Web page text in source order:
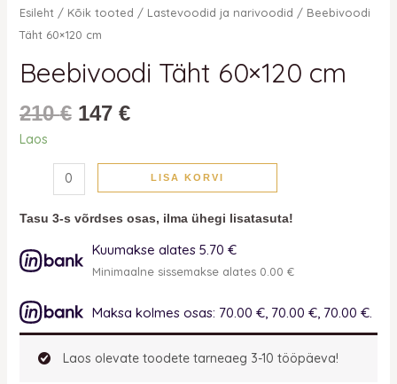
Esileht / Kõik tooted / Lastevoodid ja narivoodid / Beebivoodi
Täht 60×120 cm
Beebivoodi Täht 60×120 cm
210€ 147 €
Laos
LISA KORVI
Tasu 3-s võrdses osas, ilma ühegi lisatasuta!
Kuumakse alates 5.70 €
Minimaalne sissemakse alates 0.00 €
Maksa kolmes osas: 70.00 €, 70.00 €, 70.00 €.
Laos olevate toodete tarneaeg 3-10 tööpäeva!